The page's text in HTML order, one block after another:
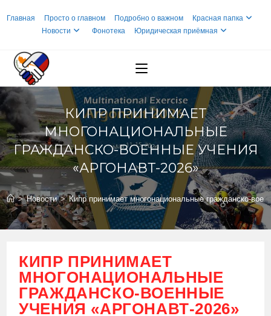
Главная Просто о главном Подробно о важном
Красная папка
Новости
Фонотека Юридическая приёмная
КИПР ПРИНИМАЕТ
МНОГОНАЦИОНАЛЬНЫЕ
ГРАЖДАНСКО-ВОЕННЫЕ УЧЕНИЯ
«АРГОНАВТ-2026»
> Новости > Кипр принимает многонациональные гражданско-
КИПР ПРИНИМАЕТ
МНОГОНАЦИОНАЛЬНЫЕ
ГРАЖДАНСКО-ВОЕННЫЕ
УЧЕНИЯ «АРГОНАВТ-2026»